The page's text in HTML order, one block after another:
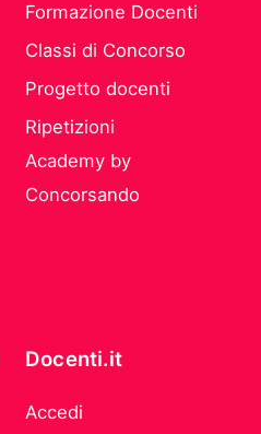
Formazione Docenti
Classi di Concorso
Progetto docenti
Ripetizioni
Academy by
Concorsando
Docenti.it
Accedi